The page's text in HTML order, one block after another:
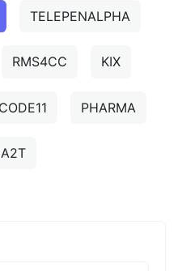
TELEPENALPHA
RMS4CC KIX
CODE11 PHARMA